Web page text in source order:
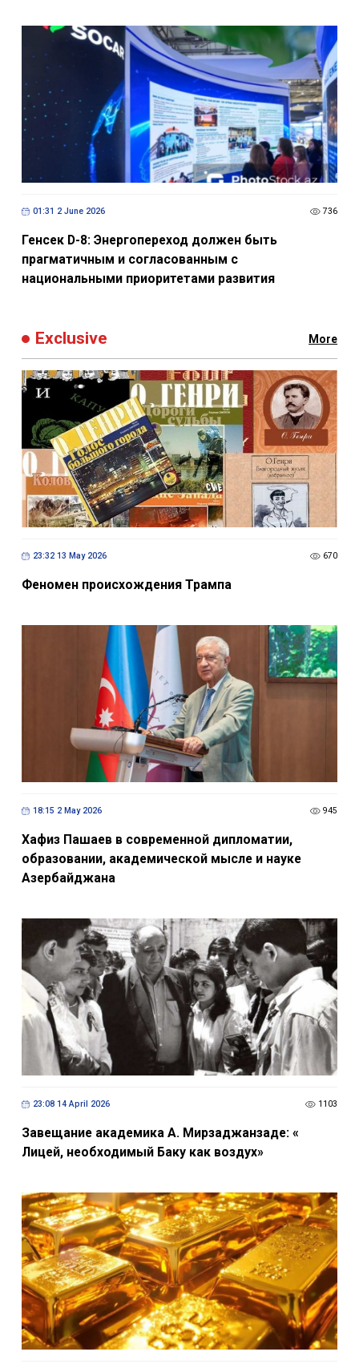
01:31 2 June 2026 736
Генсек D-8: Энергопереход должен быть
прагматичным и согласованным с
национальными приоритетами развития
Exclusive More
23:32 13 May 2026 670
Феномен происхождения Трампа
18:15 2 May 2026 945
Хафиз Пашаев в современной дипломатии,
образовании, академической мысле и науке
Азербайджана
23:08 14 April 2026 1103
Завещание академика А. Мирзаджанзаде: «
Лицей, необходимый Баку как воздух»